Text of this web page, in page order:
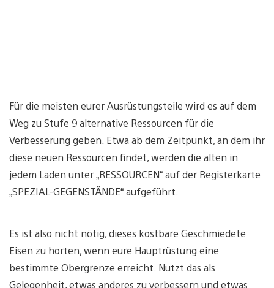
Für die meisten eurer Ausrüstungsteile wird es auf dem
Weg zu Stufe 9 alternative Ressourcen für die
Verbesserung geben. Etwa ab dem Zeitpunkt, an dem ihr
diese neuen Ressourcen findet, werden die alten in
jedem Laden unter „RESSOURCEN“ auf der Registerkarte
„SPEZIAL-GEGENSTÄNDE“ aufgeführt.
Es ist also nicht nötig, dieses kostbare Geschmiedete
Eisen zu horten, wenn eure Hauptrüstung eine
bestimmte Obergrenze erreicht. Nutzt das als
Gelegenheit, etwas anderes zu verbessern und etwas